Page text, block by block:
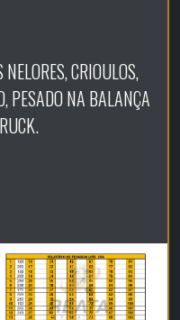
CRIOULOS,
PESADO NA BALANÇA